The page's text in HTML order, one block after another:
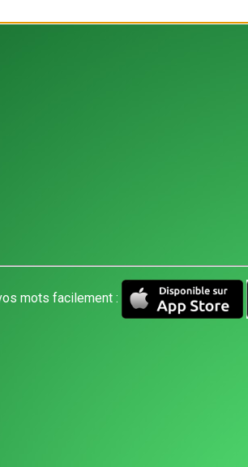
mots facilement :